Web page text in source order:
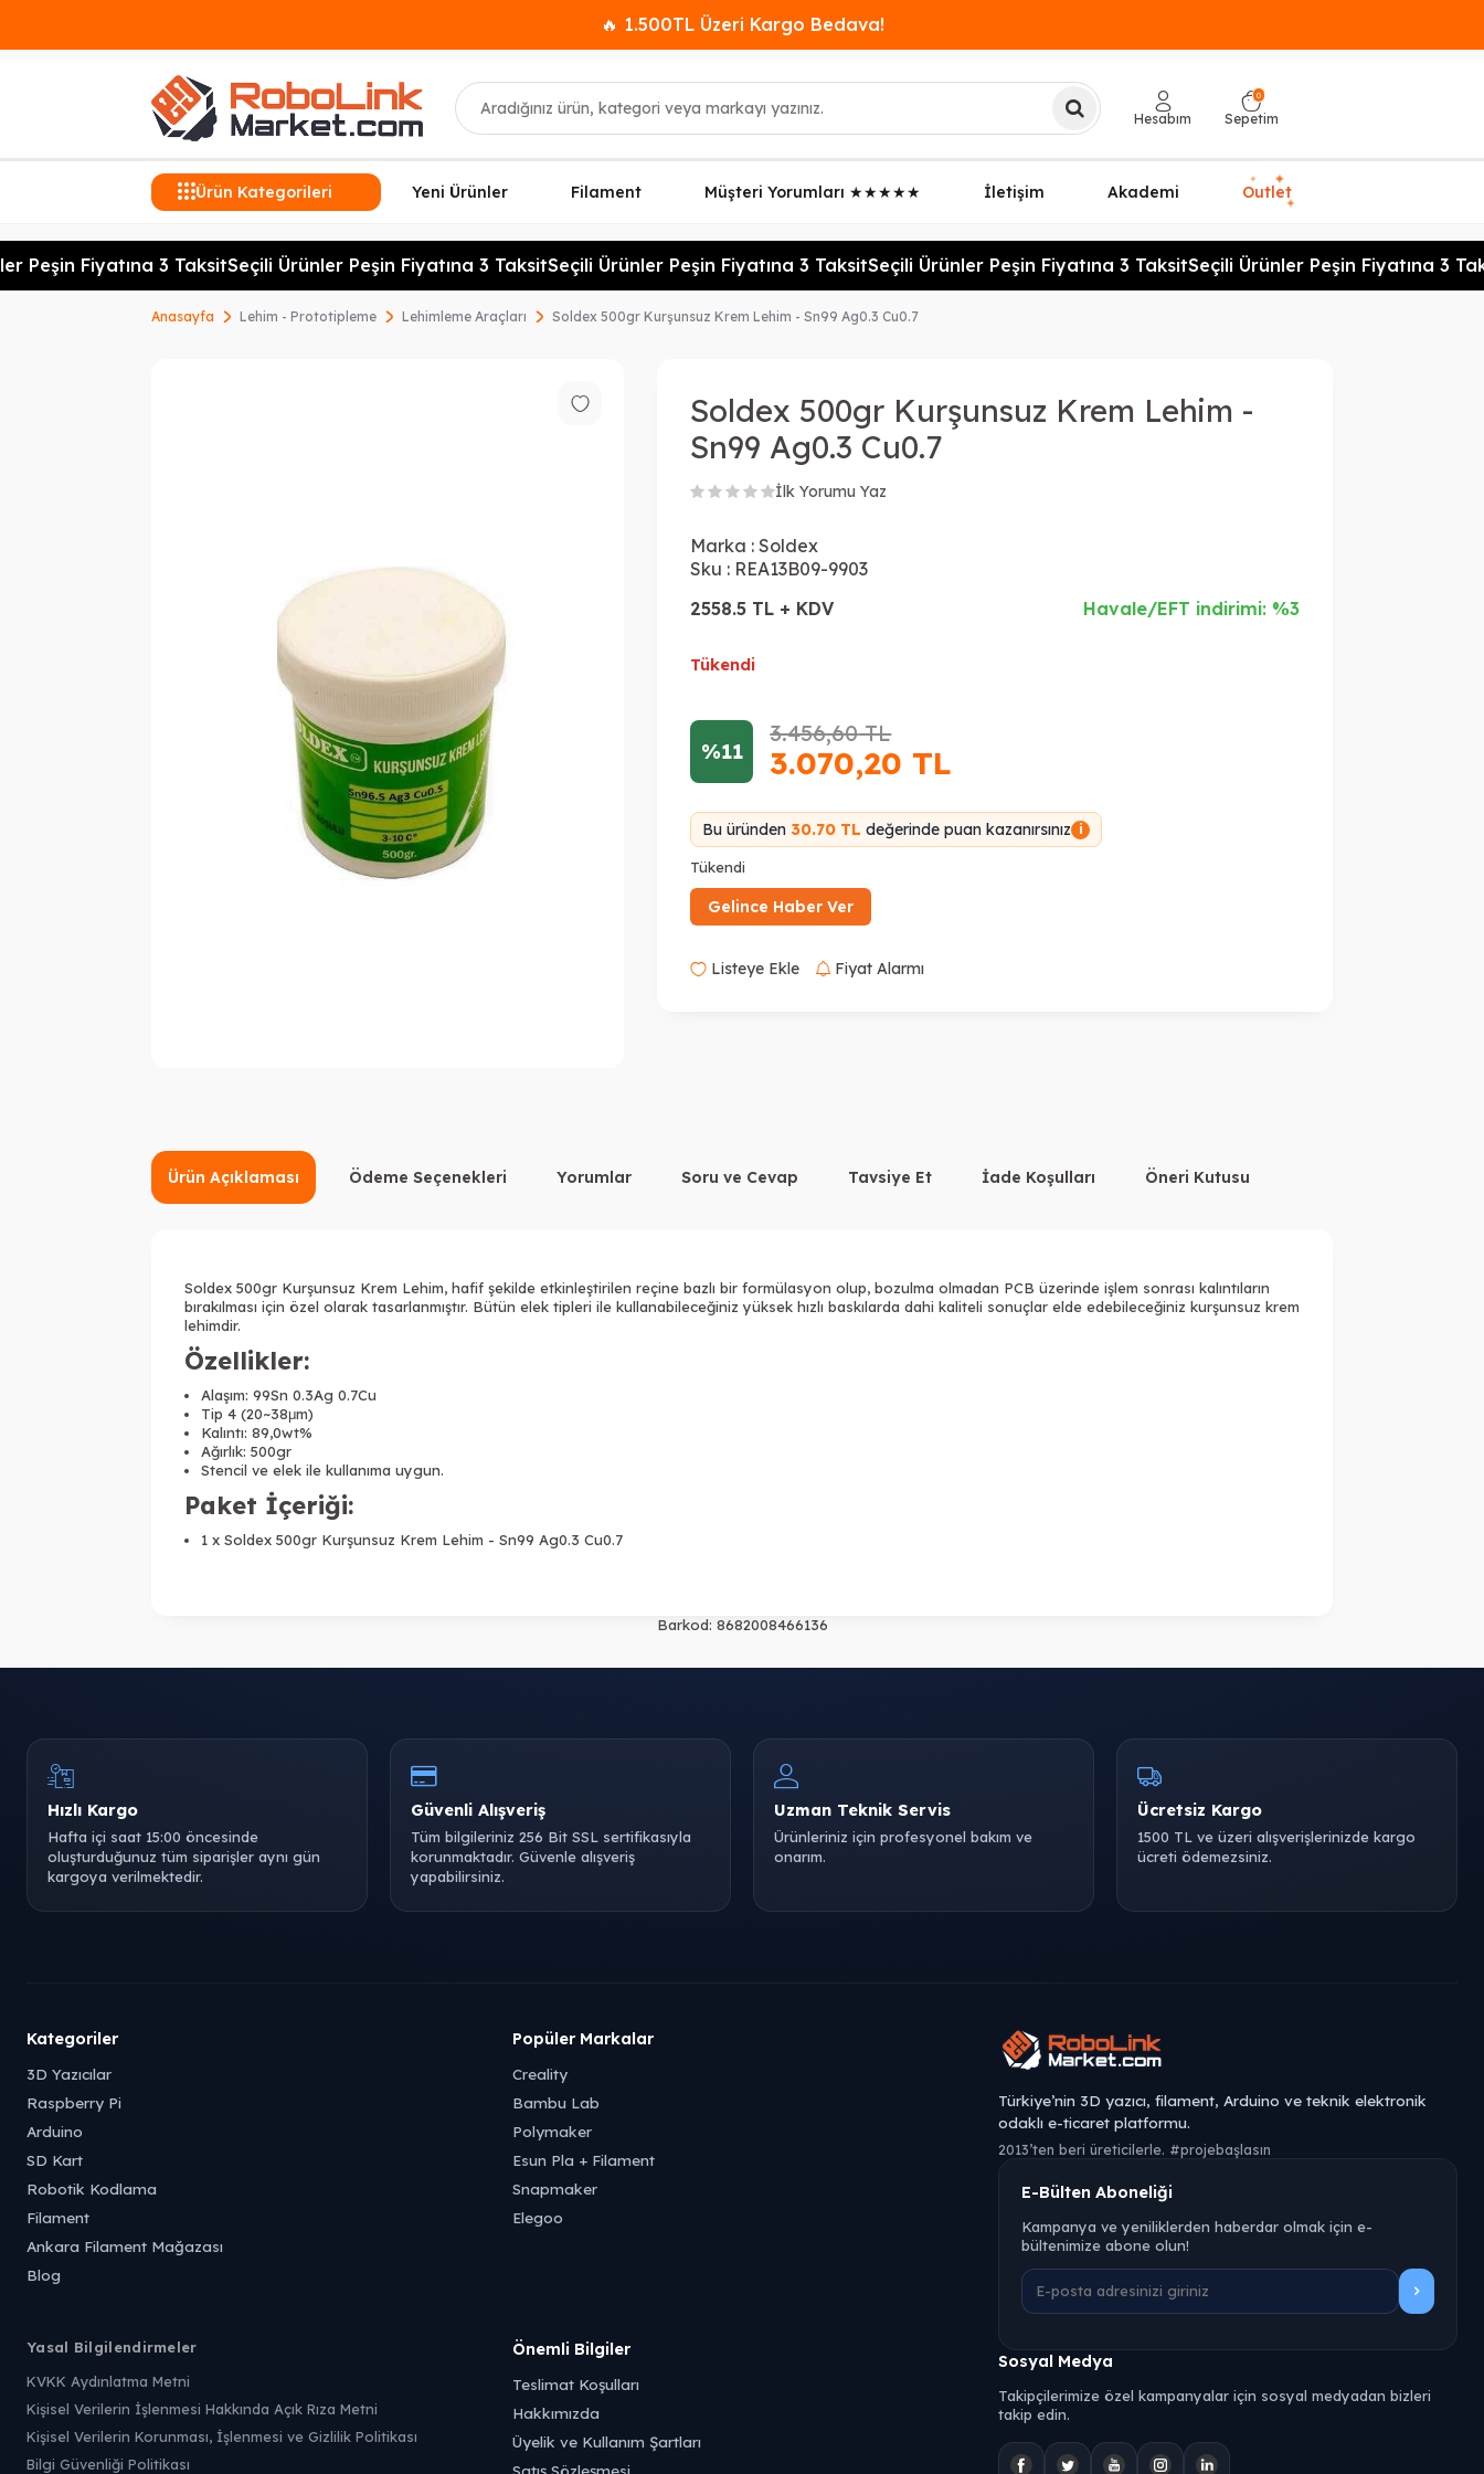
🔥 1.500TL Üzeri Kargo Bedava!
Ara
Hesabım
0
Sepetim
Ürün Kategorileri Yeni Ürünler Filament Müşteri Yorumları ★★★★★ İletişim Akademi Outlet
✦ ✦
✦
Peşin Fiyatına 3 TaksitSeçili Ürünler Peşin Fiyatına 3 TaksitSeçili Ürünler Peşin Fiyatına 3 TaksitSeçili Ürünler Peşin Fiyatına 3 TaksitSeçili Ürünler Peşin Fiyatına 3
Anasayfa Lehim - Prototipleme Lehimleme Araçları Soldex 500gr Kurşunsuz Krem Lehim - Sn99 Ag0.3 Cu0.7
Soldex 500gr Kurşunsuz Krem Lehim -
Sn99 Ag0.3 Cu0.7
İlk Yorumu Yaz
Marka : Soldex
Sku : REA13B09-9903
2558.5 TL + KDV
Havale/EFT indirimi: %3
Tükendi
%11
3.456,60TL
3.070,20 TL
Bu üründen 30.70 TL değerinde puan kazanırsınız i
Tükendi
Gelince Haber Ver
Listeye Ekle Fiyat Alarmı
Ürün Açıklaması Ödeme Seçenekleri Yorumlar Soru ve Cevap Tavsiye Et İade Koşulları Öneri Kutusu
Soldex 500gr Kurşunsuz Krem Lehim, hafif şekilde etkinleştirilen reçine bazlı bir formülasyon olup, bozulma olmadan PCB üzerinde işlem sonrası kalıntıların
bırakılması için özel olarak tasarlanmıştır. Bütün elek tipleri ile kullanabileceğiniz yüksek hızlı baskılarda dahi kaliteli sonuçlar elde edebileceğiniz kurşunsuz krem
lehimdir.
Özellikler:
Alaşım: 99Sn 0.3Ag 0.7Cu
Tip 4 (20~38μm)
Kalıntı: 89,0wt%
Ağırlık: 500gr
Stencil ve elek ile kullanıma uygun.
Paket İçeriği:
1 x Soldex 500gr Kurşunsuz Krem Lehim - Sn99 Ag0.3 Cu0.7
Barkod: 8682008466136
Hızlı Kargo
Hafta içi saat 15:00 öncesinde
oluşturduğunuz tüm siparişler aynı gün
kargoya verilmektedir.
Güvenli Alışveriş
Tüm bilgileriniz 256 Bit SSL sertifikasıyla
korunmaktadır. Güvenle alışveriş
yapabilirsiniz.
Uzman Teknik Servis
Ürünleriniz için profesyonel bakım ve
onarım.
Ücretsiz Kargo
1500 TL ve üzeri alışverişlerinizde kargo
ücreti ödemezsiniz.
Kategoriler
3D Yazıcılar
Raspberry Pi
Arduino
SD Kart
Robotik Kodlama
Filament
Ankara Filament Mağazası
Blog
Popüler Markalar
Creality
Bambu Lab
Polymaker
Esun Pla + Filament
Snapmaker
Elegoo
Yasal Bilgilendirmeler
KVKK Aydınlatma Metni
Kişisel Verilerin İşlenmesi Hakkında Açık Rıza Metni
Kişisel Verilerin Korunması, İşlenmesi ve Gizlilik Politikası
Bilgi Güvenliği Politikası
Önemli Bilgiler
Teslimat Koşulları
Hakkımızda
Üyelik ve Kullanım Şartları
Satış Sözleşmesi
Türkiye’nin 3D yazıcı, filament, Arduino ve teknik elektronik
odaklı e-ticaret platformu.
2013’ten beri üreticilerle. #projebaşlasın
E-Bülten Aboneliği
Kampanya ve yeniliklerden haberdar olmak için e-
bültenimize abone olun!
Sosyal Medya
Takipçilerimize özel kampanyalar için sosyal medyadan bizleri
takip edin.